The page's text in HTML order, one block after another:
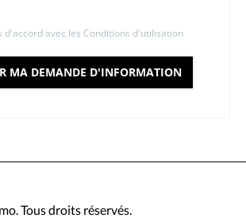
d'accord avec les Conditions d'utilisation
MA DEMANDE D'INFORMATION
Tous droits réservés.